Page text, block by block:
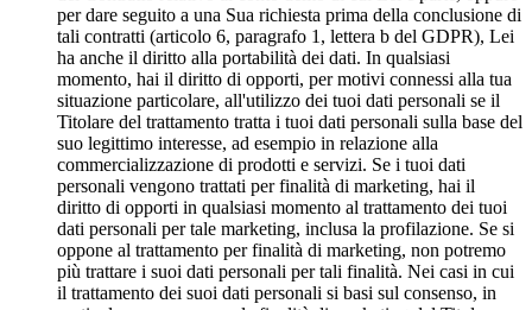
per dare seguito a una Sua richiesta prima della conclusione di
tali contratti (articolo 6, paragrafo 1, lettera b del GDPR), Lei
ha anche il diritto alla portabilità dei dati. In qualsiasi
momento, hai il diritto di opporti, per motivi connessi alla tua
situazione particolare, all'utilizzo dei tuoi dati personali se il
Titolare del trattamento tratta i tuoi dati personali sulla base del
suo legittimo interesse, ad esempio in relazione alla
commercializzazione di prodotti e servizi. Se i tuoi dati
personali vengono trattati per finalità di marketing, hai il
diritto di opporti in qualsiasi momento al trattamento dei tuoi
dati personali per tale marketing, inclusa la profilazione. Se si
oppone al trattamento per finalità di marketing, non potremo
più trattare i suoi dati personali per tali finalità. Nei casi in cui
il trattamento dei suoi dati personali si basi sul consenso, in